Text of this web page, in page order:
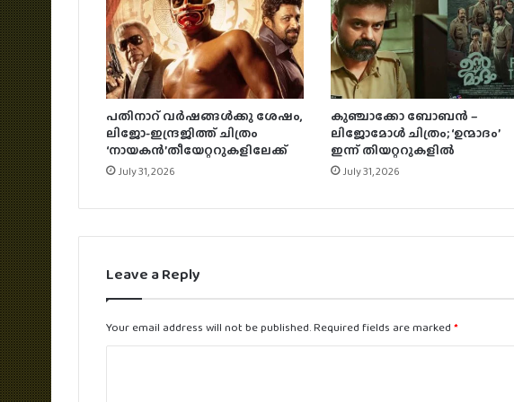
പതിനാറ് വര്‍ഷങ്ങള്‍ക്കു ശേഷം,
ലിജോ-ഇന്ദ്രജിത്ത് ചിത്രം
‘നായകന്‍’തീയേറ്ററുകളിലേക്ക്
July 31, 2026
കുഞ്ചാക്കോ ബോബന്‍ –
ലിജോമോള്‍ ചിത്രം; ‘ഉന്മാദം’
ഇന്ന് തിയറ്ററുകളില്‍
July 31, 2026
Leave a Reply
Your email address will not be published.Required fields are marked *